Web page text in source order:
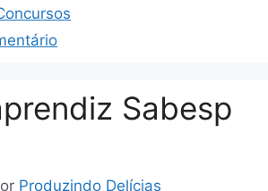
Sabesp
Produzindo Delícias